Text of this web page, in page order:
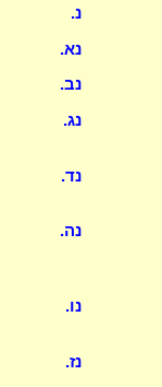
נ.
נא.
נב.
נג.
נד.
נה.
נו.
נז.